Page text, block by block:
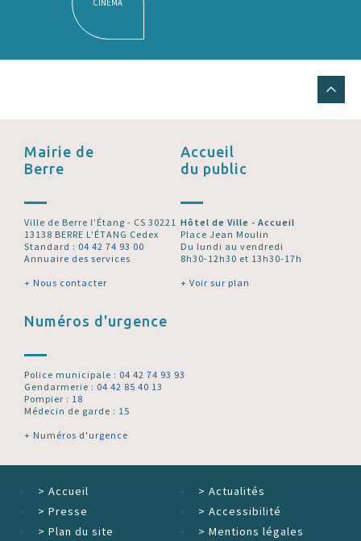
Mairie de
Berre
Ville de Berre l’Étang - CS 30221
13138 BERRE L'ÉTANG Cedex
Standard : 04 42 74 93 00
Annuaire des services
+ Nous contacter
Accueil
du public
Hôtel de Ville - Accueil
Place Jean Moulin
Du lundi au vendredi
8h30-12h30 et 13h30-17h
+ Voir sur plan
Numéros d'urgence
Police municipale : 04 42 74 93 93
Gendarmerie : 04 42 85 40 13
Pompier : 18
Médecin de garde : 15
+ Numéros d'urgence
> Accueil > Actualités
> Presse > Accessibilité
> Plan du site > Mentions légales